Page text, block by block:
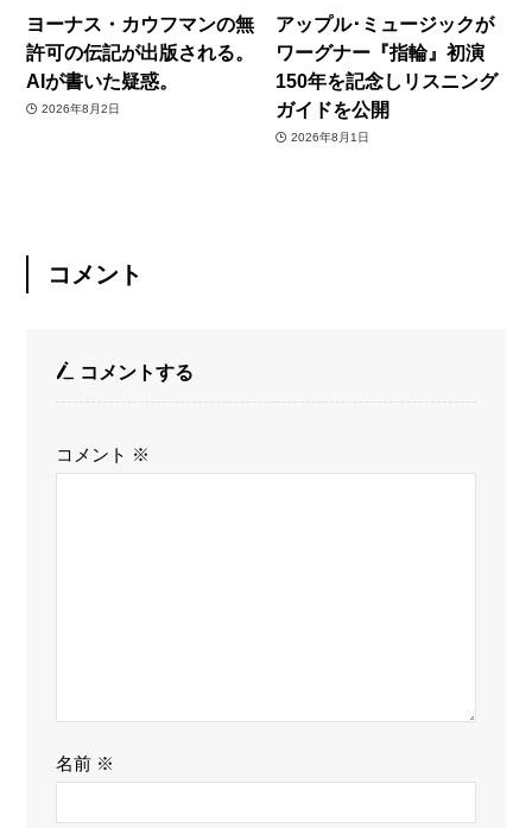
ヨーナス・カウフマンの無
許可の伝記が出版される。
AIが書いた疑惑。
2026年8月2日
アップル･ミュージックが
ワーグナー『指輪』初演
150年を記念しリスニング
ガイドを公開
2026年8月1日
コメント
コメントする
コメント ※
名前 ※